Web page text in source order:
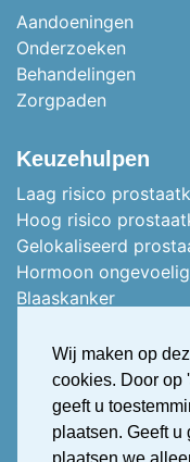
Wij maken op
cookies. Door op
geeft u
plaatsen. Geeft u
Aandoeningen
Onderzoeken
Behandelingen
Zorgpaden
Keuzehulpen
Laag risico
Hoog risico
Gelokaliseerd
Hormoon
Blaaskanker
Nierkanker
Uitgezaaid
Stress urine
Overactieve blaas
OAB Treatment